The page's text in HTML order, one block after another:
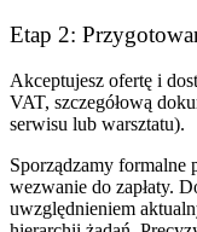
Etap 2:
Akceptujesz ofertę i
VAT, szczegółową
serwisu lub warsztatu).
Sporządzamy formalne
wezwanie do zapłaty.
uwzględnieniem